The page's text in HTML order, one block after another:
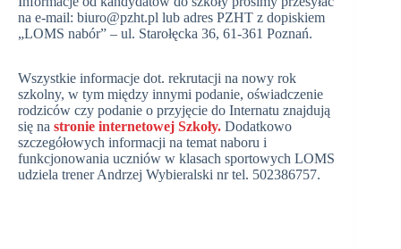
na e-mail: biuro@pzht.pl lub adres PZHT z dopiskiem
„LOMS nabór” – ul. Starołęcka 36, 61-361 Poznań.
Wszystkie informacje dot. rekrutacji na nowy rok
szkolny, w tym między innymi podanie, oświadczenie
rodziców czy podanie o przyjęcie do Internatu znajdują
się na stronie internetowej Szkoły. Dodatkowo
szczegółowych informacji na temat naboru i
funkcjonowania uczniów w klasach sportowych LOMS
udziela trener Andrzej Wybieralski nr tel. 502386757.